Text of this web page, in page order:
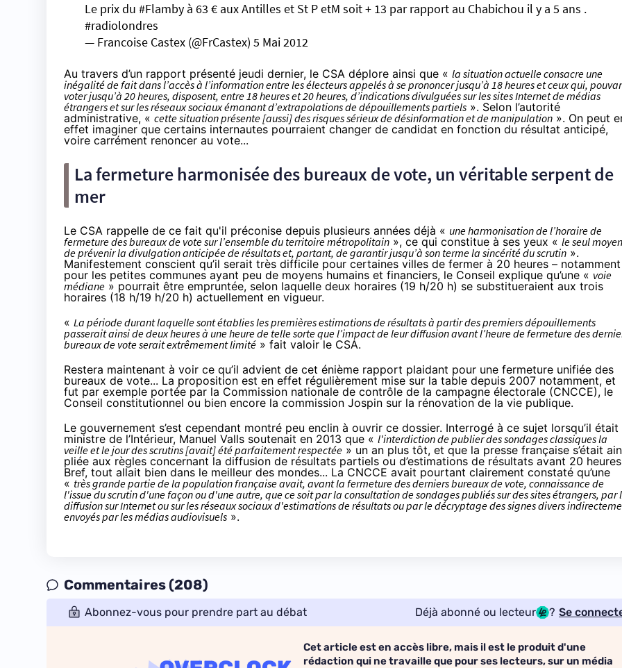
Le prix du #Flamby à 63 € aux Antilles et St P etM soit + 13 par rapport au Chabichou il y a 5 ans .
#radiolondres
— Francoise Castex (@FrCastex) 5 Mai 2012
Au travers d’un rapport présenté jeudi dernier, le CSA déplore ainsi que « la situation actuelle consacre une
inégalité de fait dans l’accès à l’information entre les électeurs appelés à se prononcer jusqu’à 18 heures et ceux qui,
voter jusqu’à 20 heures, disposent, entre 18 heures et 20 heures, d’indications divulguées sur les sites Internet de médias
étrangers et surles réseaux sociauxémanant d’extrapolations de dépouillements partiels ». Selon l’autorité
administrative, « cette situation présente [aussi] des risques sérieux de désinformation et de manipulation ». On peut
effet imaginer que certains internautes pourraient changer de candidat en fonction du résultat anticipé,
voire carrément renoncer au vote...
La fermeture harmonisée des bureaux de vote, un véritable serpent de
mer
Le CSA rappelle de ce fait qu'il préconise depuis plusieurs années déjà « une harmonisation de l’horaire de
fermeture des bureaux de vote sur l’ensemble du territoire métropolitain », ce qui constitue à ses yeux « le seul moyen
de prévenir la divulgation anticipée de résultats et, partant, de garantir jusqu’à son terme la sincérité du scrutin ».
Manifestement conscient qu’il serait très difficile pour certaines villes de fermer à 20 heures – notamment
pour les petites communes ayant peu de moyens humains et financiers, le Conseil explique qu’une « voie
médiane » pourrait être empruntée, selon laquelle deux horaires (19 h/20 h) se substitueraient aux trois
horaires (18 h/19 h/20 h) actuellement en vigueur.
« La période durant laquelle sont établies les premières estimations de résultats à partir des premiers dépouillements
passerait ainsi de deux heures à une heure de telle sorte que l’impact de leur diffusion avant l’heure de fermeture des
bureaux de vote serait extrêmement limité » fait valoir le CSA.
Restera maintenant à voir ce qu’il advient de cet énième rapport plaidant pour une fermeture unifiée des
bureaux de vote... La proposition est en effet régulièrement mise sur la table depuis 2007 notamment, et
fut par exemple portée par la Commission nationale de contrôle de la campagne électorale (CNCCE), le
Conseil constitutionnel ou bien encore la commission Jospin sur la rénovation de la vie publique.
Le gouvernement s’est cependant montré peu enclin à ouvrir ce dossier. Interrogé à ce sujet lorsqu’il était
ministre de l’Intérieur, Manuel Valls soutenait en 2013 que « l'interdiction de publier des sondages classiques la
veille et le jour des scrutins [avait] été parfaitement respectée » un an plus tôt, et que la presse française s’était
pliée aux règles concernant la diffusion de résultats partiels ou d’estimations de résultats avant 20
Bref, tout allait bien dans le meilleur des mondes... La CNCCE avait pourtant clairement constaté qu’une
« très grande partie de la population française avait, avant la fermeture des derniers bureaux de vote, connaissance de
l'issue du scrutin d'une façon ou d'une autre, que ce soit par la consultation de sondages publiés sur des sites étrangers, par
diffusion sur Internet ou surles réseaux sociauxd'estimations de résultats ou par le décryptage des signes divers
envoyés par les médias audiovisuels ».
Commentaires (208)
Abonnez-vous pour prendre part au débat Déjà abonné ou lecteur ? Se
Cet article est en accès libre, mais il est le produit d'une
rédaction qui ne travaille que pour ses lecteurs, sur un média